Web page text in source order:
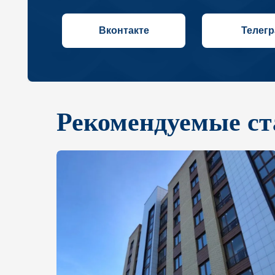
Рекомендуемые